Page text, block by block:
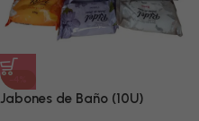
-4%
Jabones de Baño (10U)